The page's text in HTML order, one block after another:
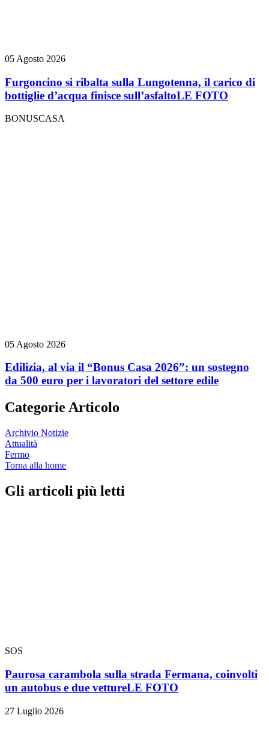
05 Agosto 2026
Furgoncino si ribalta sulla Lungotenna, il carico di
bottiglie d’acqua finisce sull’asfaltoLE FOTO
BONUSCASA
05 Agosto 2026
Edilizia, al via il “Bonus Casa 2026”: un sostegno
da 500 euro per i lavoratori del settore edile
Categorie Articolo
Archivio Notizie
Attualità
Fermo
Torna alla home
Gli articoli più letti
SOS
Paurosa carambola sulla strada Fermana, coinvolti
un autobus e due vettureLE FOTO
27 Luglio 2026